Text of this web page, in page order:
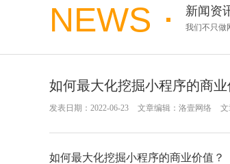
NEWS 新闻资
我们不只做
如何最大化挖掘小程序的商业
发表日期：2022-06-23 文章编辑：洛壹网络 文
如何最大化挖掘小程序的商业价值？